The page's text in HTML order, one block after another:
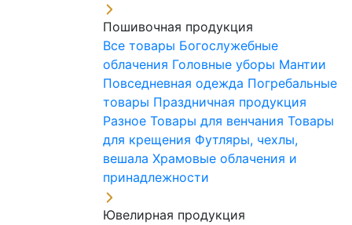
Пошивочная продукция
Все товары Богослужебные
облачения Головные уборы Мантии
Повседневная одежда Погребальные
товары Праздничная продукция
Разное Товары для венчания Товары
для крещения Футляры, чехлы,
вешала Храмовые облачения и
принадлежности
Ювелирная продукция